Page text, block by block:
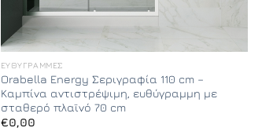
ΕΥΘΎΓΡΑΜΜΕΣ
Orabella Energy Σεριγραφία 110 cm –
Καμπίνα αντιστρέψιμη, ευθύγραμμη με
σταθερό πλαϊνό 70 cm
€0,00